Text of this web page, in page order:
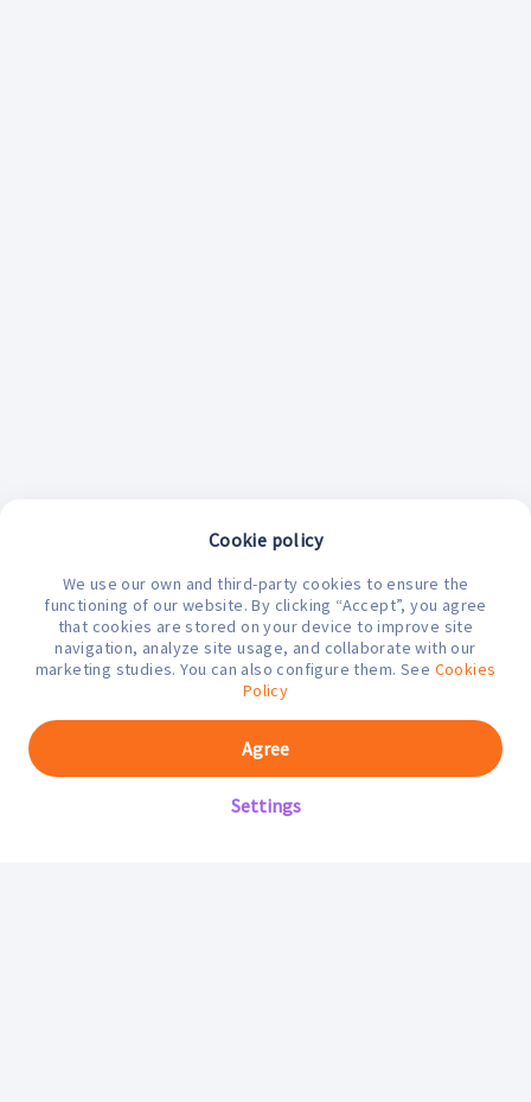
¿En qué podemos ayudarte hoy?
Cookie policy
We use our own and third-party cookies to ensure the
functioning of our website. By clicking “Accept”, you agree
that cookies are stored on your device to improve site
navigation, analyze site usage, and collaborate with our
marketing studies. You can also configure them. See Cookies
Policy
Settings
Agree